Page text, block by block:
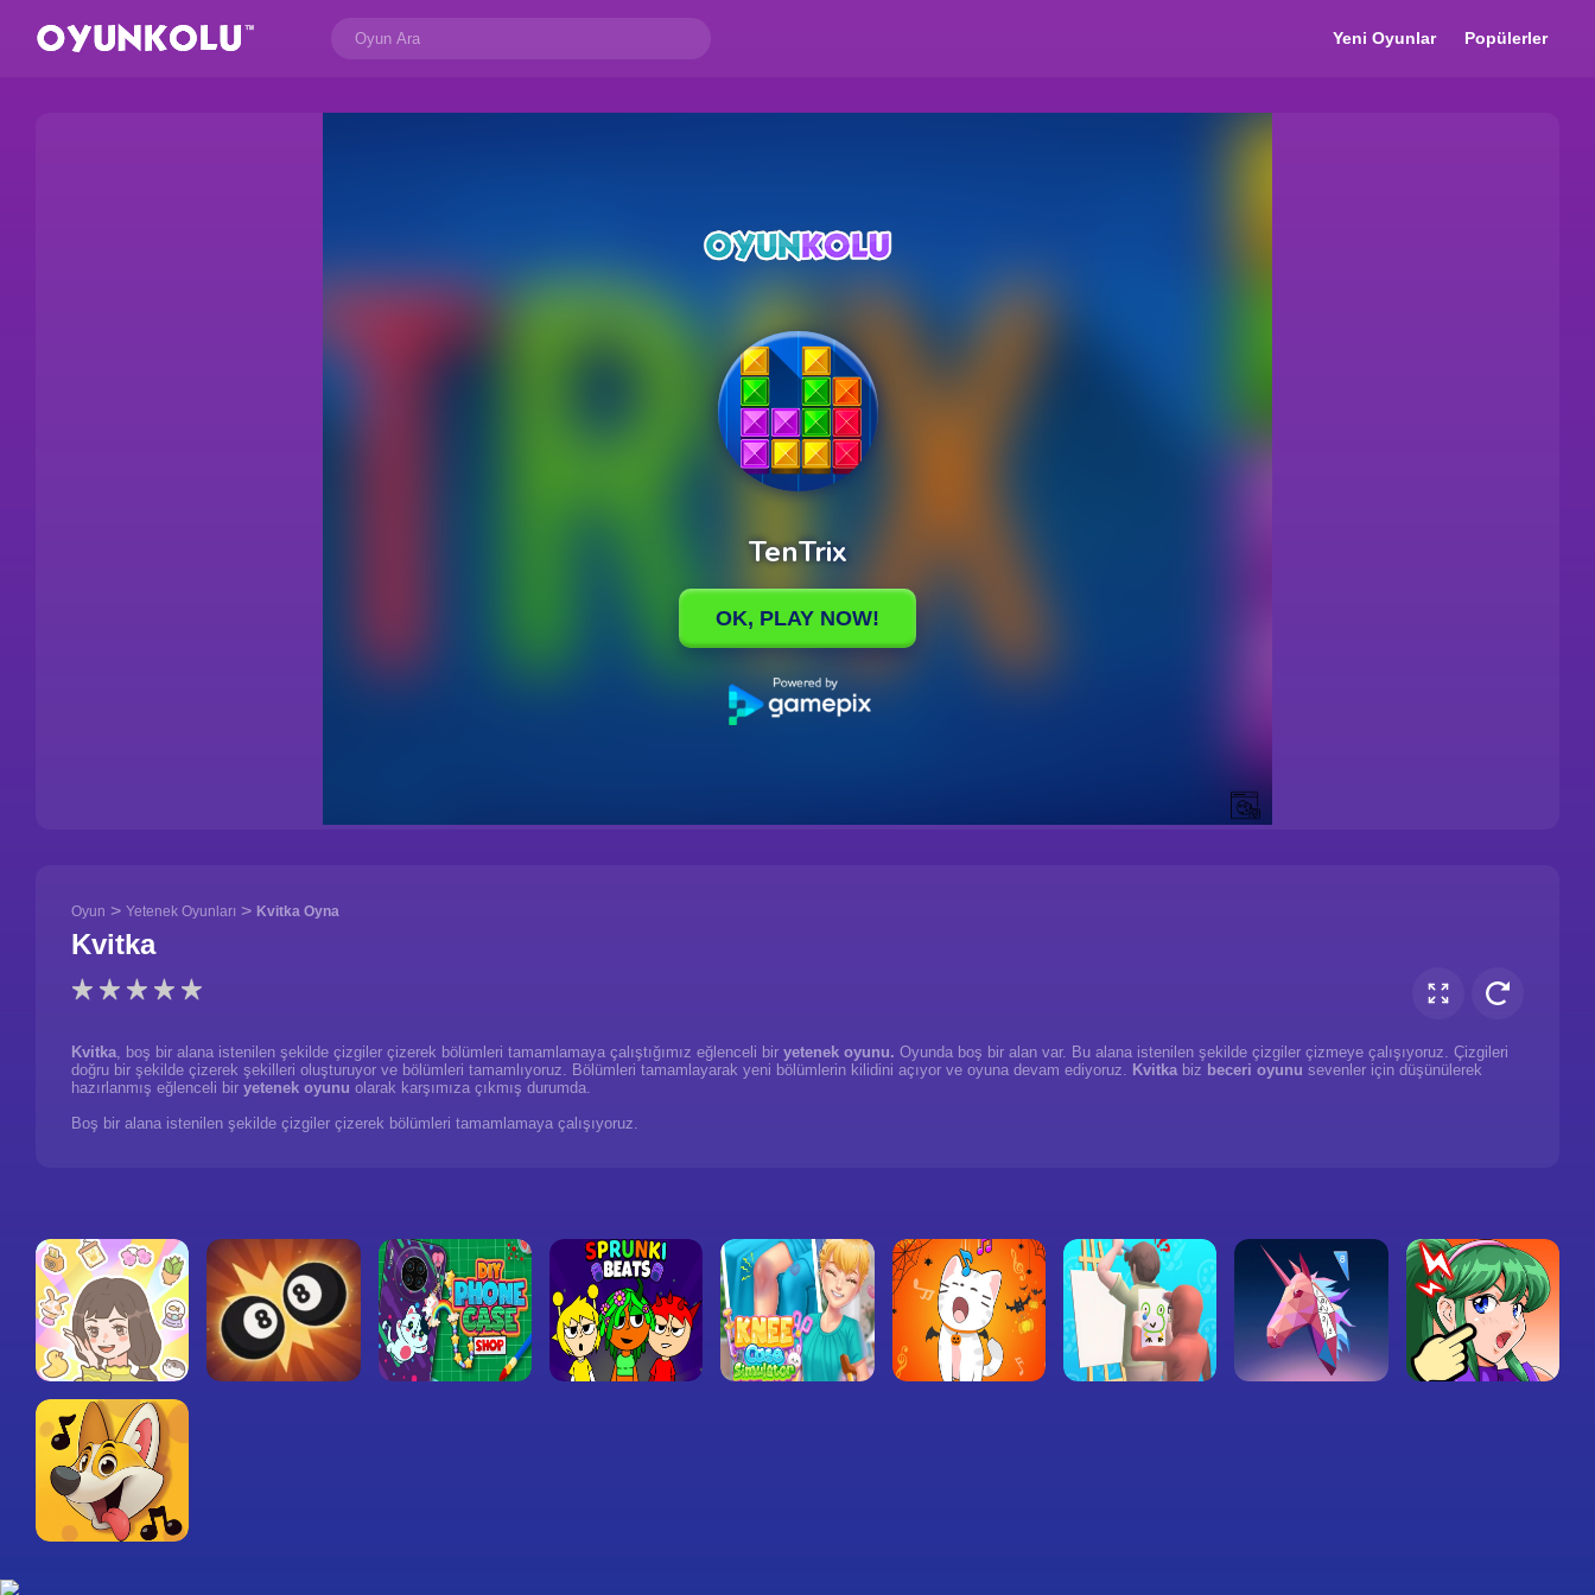
Yeni Oyunlar Popülerler
Oyun > Yetenek Oyunları > Kvitka Oyna
Kvitka
Kvitka, boş bir alana istenilen şekilde çizgiler çizerek bölümleri tamamlamaya çalıştığımız eğlenceli bir yetenek oyunu. Oyunda boş bir alan var. Bu alana istenilen şekilde çizgiler çizmeye çalışıyoruz. Çizgileri
doğru bir şekilde çizerek şekilleri oluşturuyor ve bölümleri tamamlıyoruz. Bölümleri tamamlayarak yeni bölümlerin kilidini açıyor ve oyuna devam ediyoruz. Kvitkabiz beceri oyunu sevenler için düşünülerek
hazırlanmış eğlenceli bir yetenek oyunu olarak karşımıza çıkmış durumda.
Boş bir alana istenilen şekilde çizgiler çizerek bölümleri tamamlamaya çalışıyoruz.